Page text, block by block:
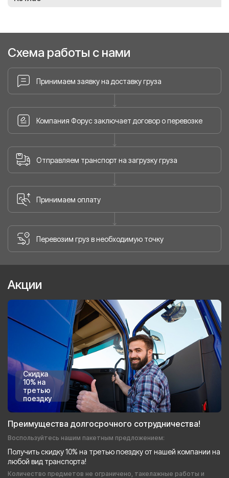
Схема работы с нами
Принимаем заявку на доставку груза
Компания Форус заключает договор о перевозке
Отправляем транспорт на загрузку груза
Принимаем оплату
Перевозим груз в необходимую точку
Акции
Скидка
10% на
третью
поездку
Преимущества долгосрочного сотрудничества!
Воспользуйтесь нашим пакетным предложением:
Получить скидку 10% на третью поездку от нашей компании на
любой вид транспорта!
Количество предметов не ограничено, такелажные работы и